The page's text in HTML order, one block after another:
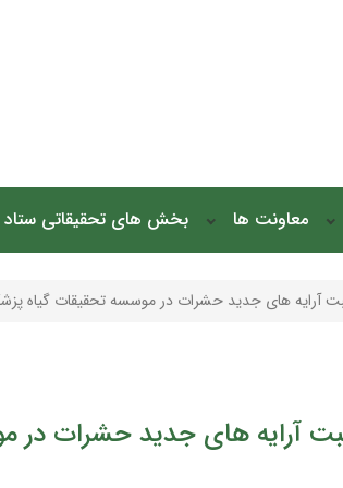
معاونت ها بخش های تحقیقاتی ستاد
آرایه های جدید حشرات در موسسه تحقیقات گیاه
آرایه های جدید حشرات در